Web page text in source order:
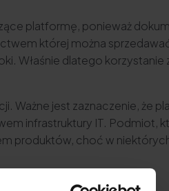
platformę, ponieważ
której można
Właśnie dlatego
Ważne jest zaznaczenie, że
infrastruktury IT. Podmiot,
produktów, choć w